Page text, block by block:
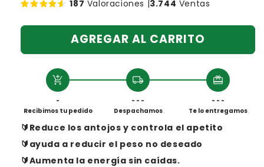
187 Valoraciones |3.744 Ventas
AGREGAR AL CARRITO
add_shopping_cart
-
Recibimos tu pedido
local_shipping
- - -
Despachamos
redeem
- - -
Te lo entregamos
🔰Reduce los antojos y controla el apetito
🔰ayuda a reducir el peso no deseado
🔰Aumenta la energía sin caídas.